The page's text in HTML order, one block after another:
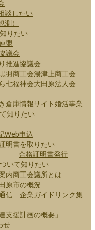
談したい
）
りたい
盟
議会
推進協議会
羽商工会湯津上商工会
七福神会大田原法人会
倉庫情報サイト婚活事業
知りたい
Web申込
明書を取りたい
合格証明書発行
いて知りたい
内商工会議所とは
原市の概況
信 企業ガイド リンク集
支援計画の概要」
せ